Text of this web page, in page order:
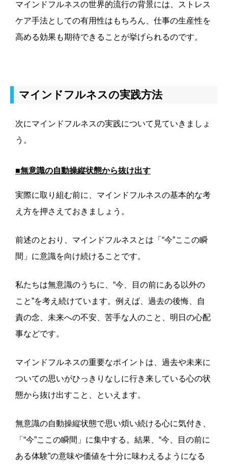
マインドフルネスの世界的流行の背景には、ストレス
ケア手法としての有用性はもちろん、仕事の生産性を
高める効果も期待できることが挙げられるのです。
マインドフルネスの実践方法
次にマインドフルネスの実践について見ていきましょ
う。
■無意識の自動操縦状態から抜け出す
実際に取り組む前に、マインドフルネスの基本的な考
え方を押さえておきましょう。
前述のとおり、マインドフルネスとは「“今”ここの瞬
間」に意識を向け続けることです。
私たちは無意識のうちに、“今、目の前にある以外の
こと”を考え続けています。例えば、過去の後悔、自
責の念、未来への不安、苦手な人のこと、明日の心配
事などです。
マインドフルネスの重要なポイントは、過去や未来に
ついての思いがひっきりなしに行き来している心の状
態から抜け出すこと、といえます。
無意識の自動操縦状態で思い煩い続ける心に気付き、
「“今”ここの瞬間」に集中する。結果、“今、目の前に
ある体験”の意味や価値を十分に味わえるようになる